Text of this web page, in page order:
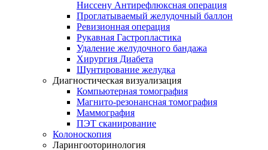
Ниссену Антирефлюксная операция
Проглатываемый желудочный баллон
Ревизионная операция
Рукавная Гастропластика
Удаление желудочного бандажа
Хирургия Диабета
Шунтирование желудка
Диагностическая визуализация
Компьютерная томография
Магнито-резонансная томография
Маммография
ПЭТ сканирование
Колоноскопия
Ларингооторинология